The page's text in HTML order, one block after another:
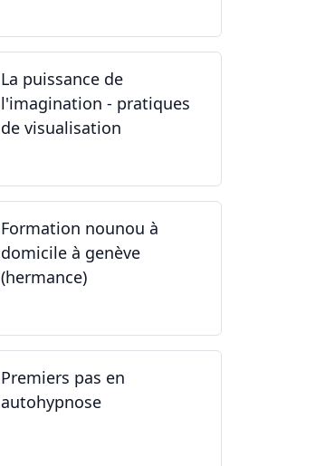
La puissance de
l'imagination - pratiques
de visualisation
Formation nounou à
domicile à genève
(hermance)
Premiers pas en
autohypnose